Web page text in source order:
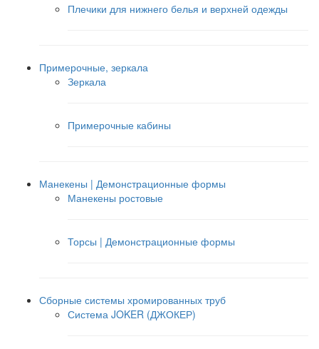
Плечики для нижнего белья и верхней одежды
Примерочные, зеркала
Зеркала
Примерочные кабины
Манекены | Демонстрационные формы
Манекены ростовые
Торсы | Демонстрационные формы
Сборные системы хромированных труб
Система JOKER (ДЖОКЕР)